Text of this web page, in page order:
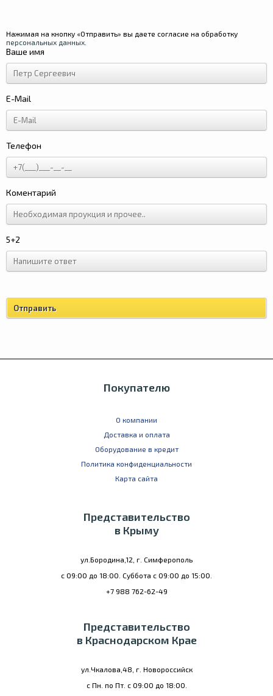
Ваше имя
E-Mail
Телефон
Коментарий
5+2
Нажимая на кнопку «Отправить» вы даете согласие на обработку
персональных данных
Покупателю
О компании
Доставка и оплата
Оборудование в кредит
Политика конфиденциальности
Карта сайта
Представительство
в Крыму
ул.Бородина,12, г. Симферополь
с 09:00 до 18:00. Суббота с 09:00 до 15:00.
+7 988 762-62-49
Представительство
в Краснодарском Крае
ул.Чкалова,48, г. Новороссийск
с Пн. по Пт. с 09:00 до 18:00.